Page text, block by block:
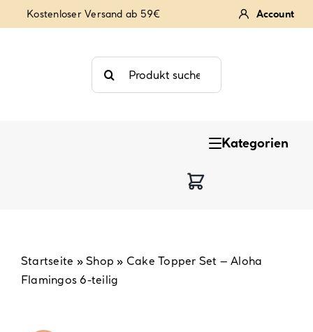
Inhalt
Kostenloser Versand ab 59€ Account
Suche
nach:
Kategorien
Backzubehör & Backwerkzeug
Startseite »Shop » Cake Topper Set – Aloha
Flamingos 6-teilig